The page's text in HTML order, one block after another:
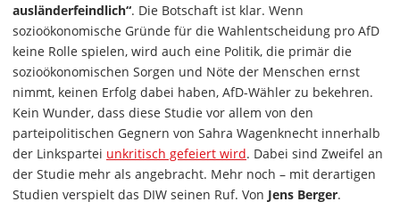
ausländerfeindlich“. Die Botschaft ist klar. Wenn
sozioökonomische Gründe für die Wahlentscheidung pro AfD
keine Rolle spielen, wird auch eine Politik, die primär die
sozioökonomischen Sorgen und Nöte der Menschen ernst
nimmt, keinen Erfolg dabei haben, AfD-Wähler zu bekehren.
Kein Wunder, dass diese Studie vor allem von den
parteipolitischen Gegnern von Sahra Wagenknecht innerhalb
der Linkspartei unkritisch gefeiert wird. Dabei sind Zweifel an
der Studie mehr als angebracht. Mehr noch – mit derartigen
Studien verspielt das DIW seinen Ruf. Von Jens Berger.